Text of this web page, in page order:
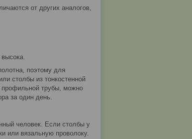
от других аналогов,
поэтому для
столбы из тонкостенной
трубы, можно
за один день.
человек. Если столбы у
или вязальную проволоку.